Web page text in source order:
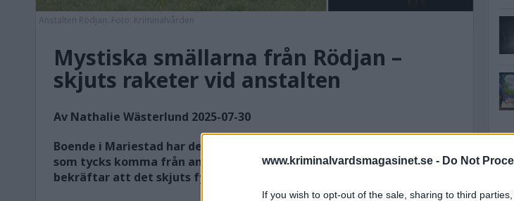
www.kriminalvardsmagasinet.se - Do Not
If you wish to opt-out of the sale, sharing to third
Mystiska smällarna från Rödjan –
skjuts raketer vid anstalten
Av Nathalie Wästerlund 2025-07-30
Boende i Mariestad har den senaste tiden reagerat på höga smällar
som tycks komma från anstalten Rödjan. Kriminalvårdschefen
bekräftar att det skjuts fyrverkerier.